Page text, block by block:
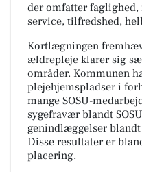
der omfatter
service, tilfredshed,
Kortlægningen
ældrepleje klarer sig
områder. Kommunen
plejehjemspladser i
mange SOSU-
sygefravær blandt
genindlæggelser
Disse resultater er
placering.